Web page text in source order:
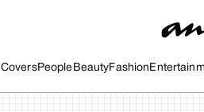
CoversPeople BeautyFashion